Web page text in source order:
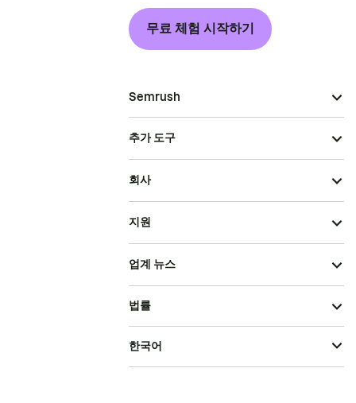
무료 체험 시작하기
Semrush
추가 도구
회사
지원
업계 뉴스
법률
한국어